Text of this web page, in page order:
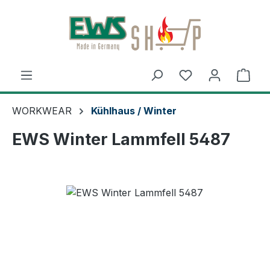
Zum Hauptinhalt springen
WORKWEAR Kühlhaus / Winter
EWS Winter Lammfell 5487